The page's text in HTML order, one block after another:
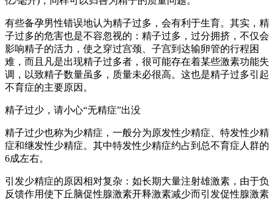
有些备孕男性错误地认为精子过多，会有利于生育。其实，精
子过多的危害也是不容忽视的：精子过多，过分拥挤，不仅会
影响精子的活力，使之穿过宫颈、子宫到达输卵管的行程困
难，而且凡是出现精子过多者，很可能存在着某些激素功能失
调，以致精子数量虽多，质量未必很高。这也是精子过多引起
不育症的主要原因。
精子过少，请小心“无精症”出没
精子过少也称为少精症，一般分为原发性少精症、特发性少精
症和继发性少精症。其中特发性少精症约占到总不育症人群的
6成左右。
引发少精症的原因相对复杂：如长期大量注射雄激素，由于负
反馈作用使下丘脑促性腺激素开释激素减少而引发促性腺激素